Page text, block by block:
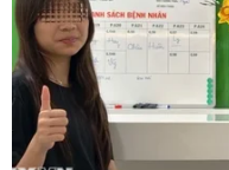
Hiện trường vụ
Thượng tá Hà Tiến
sát Phòng cháy,
(Công an tỉnh Hải